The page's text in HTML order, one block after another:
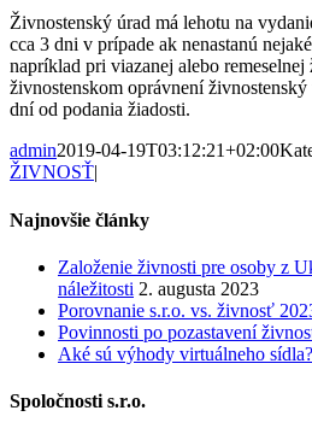
Živnostenský úrad má lehotu na
cca 3 dni v prípade ak nenastanú
napríklad pri viazanej alebo
živnostenskom oprávnení
dní od podania žiadosti.
admin2019-04-19T03:12:21+02:00
ŽIVNOSŤ|
Najnovšie články
Založenie živnosti pre osoby z
náležitosti 2. augusta 2023
Porovnanie s.r.o. vs. živnosť
Povinnosti po pozastavení
Aké sú výhody virtuálneho sídla?
Spoločnosti s.r.o.